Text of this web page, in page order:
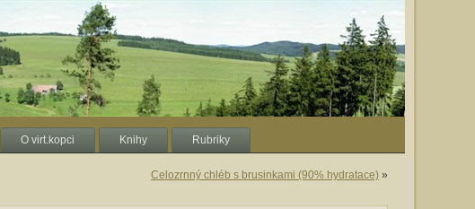
O virt.kopci Knihy Rubriky
Celozrnný chléb s brusinkami (90% hydratace) »